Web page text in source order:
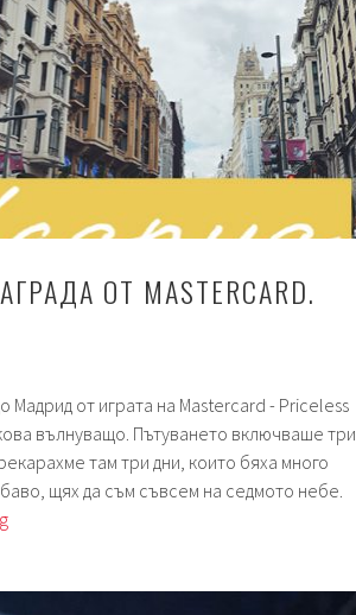
ОТ MASTERCARD.
Мадрид от играта на Mastercard - Priceless
вълнуващо. Пътуването включваше три
там три дни, които бяха много
щях да съм съвсем на седмото небе.
Седмица